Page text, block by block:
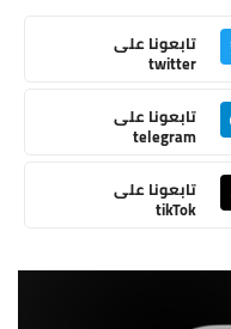
تابعونا على
twitter
تابعونا على
telegram
تابعونا على
tikTok